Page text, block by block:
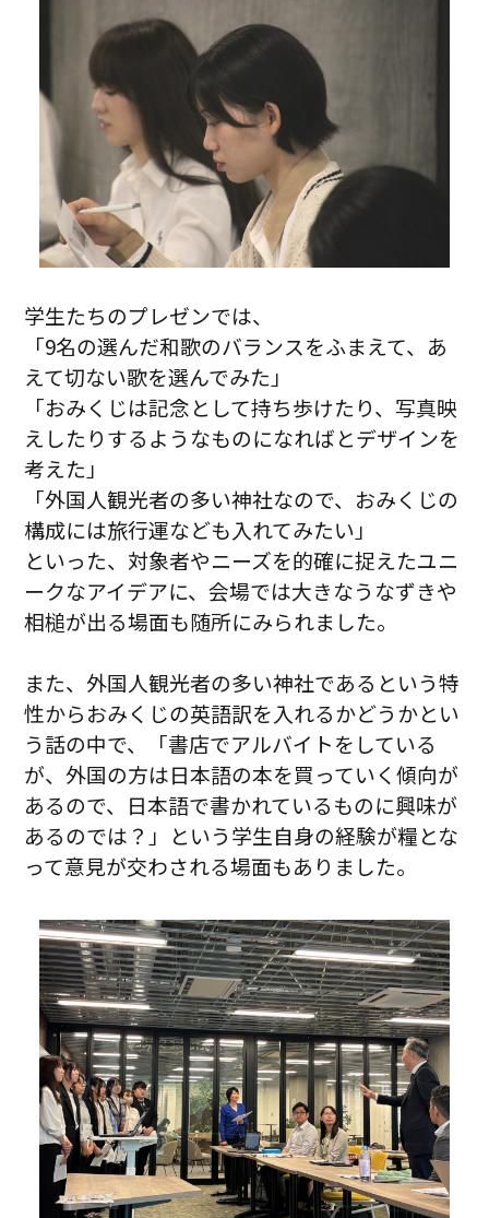
学生たちのプレゼンでは、
「9名の選んだ和歌のバランスをふまえて、あ
えて切ない歌を選んでみた」
「おみくじは記念として持ち歩けたり、写真映
えしたりするようなものになればとデザインを
考えた」
「外国人観光者の多い神社なので、おみくじの
構成には旅行運なども入れてみたい」
といった、対象者やニーズを的確に捉えたユニ
ークなアイデアに、会場では大きなうなずきや
相槌が出る場面も随所にみられました。
また、外国人観光者の多い神社であるという特
性からおみくじの英語訳を入れるかどうかとい
う話の中で、「書店でアルバイトをしている
が、外国の方は日本語の本を買っていく傾向が
あるので、日本語で書かれているものに興味が
あるのでは？」という学生自身の経験が糧とな
って意見が交わされる場面もありました。